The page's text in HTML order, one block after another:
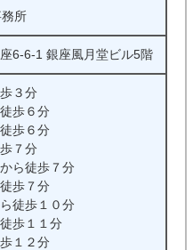
所
6-6-1 銀座風月堂ビル5階
３分
歩６分
歩６分
７分
ら徒歩７分
歩７分
徒歩１０分
歩１１分
１２分